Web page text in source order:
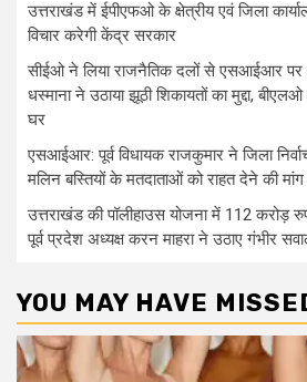
उत्तराखंड में ईपीएफओ के क्षेत्रीय एवं जिला
विचार करेगी केंद्र सरकार
सीईओ ने लिया राजनैतिक दलों से एसआईआर पर
धस्माना ने उठाया झूठी शिकायतों का मुद्दा,
घर
एसआईआर: पूर्व विधायक राजकुमार ने जिला
मलिन बस्तियों के मतदाताओं को राहत देने की मांग
उत्तराखंड की पॉलीहाउस योजना में 112
पूर्व प्रदेश अध्यक्ष करन माहरा ने उठाए गंभीर
YOU MAY HAVE